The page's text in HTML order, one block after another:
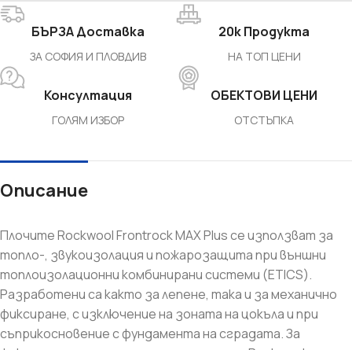
БЪРЗА Доставка
ЗА СОФИЯ И ПЛОВДИВ
20k Продукта
НА ТОП ЦЕНИ
Консултация
ГОЛЯМ ИЗБОР
ОБЕКТОВИ ЦЕНИ
ОТСТЪПКА
Описание
Плочите Rockwool Frontrock MAX Plus се използват за
топло-, звукоизолация и пожарозащита при външни
топлоизолационни комбинирани системи (ETICS).
Разработени са както за лепене, така и за механично
фиксиране, с изключение на зоната на цокъла и при
съприкосновение с фундамента на сградата. За